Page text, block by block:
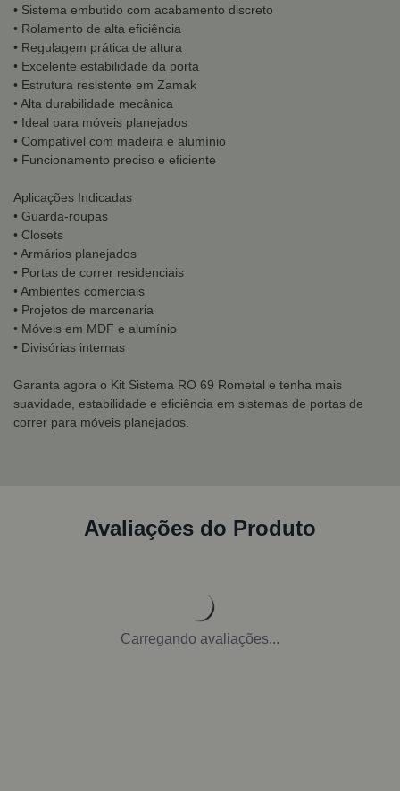
• Sistema embutido com acabamento discreto
• Rolamento de alta eficiência
• Regulagem prática de altura
• Excelente estabilidade da porta
• Estrutura resistente em Zamak
• Alta durabilidade mecânica
• Ideal para móveis planejados
• Compatível com madeira e alumínio
• Funcionamento preciso e eficiente
Aplicações Indicadas
• Guarda-roupas
• Closets
• Armários planejados
• Portas de correr residenciais
• Ambientes comerciais
• Projetos de marcenaria
• Móveis em MDF e alumínio
• Divisórias internas
Garanta agora o Kit Sistema RO 69 Rometal e tenha mais
suavidade, estabilidade e eficiência em sistemas de portas de
correr para móveis planejados.
Avaliações do Produto
Carregando avaliações...